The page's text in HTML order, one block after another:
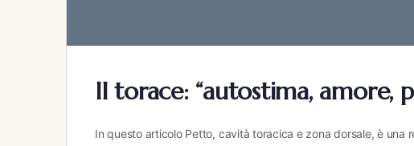
Il torace: “autostima, amore,
In questo articolo Petto, cavità toracica e zona dorsale, è